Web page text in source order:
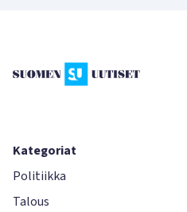
Kategoriat
Politiikka
Talous